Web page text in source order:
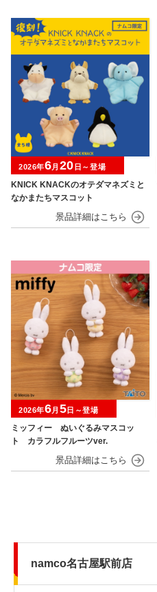
KNICK KNACKのオテダマネズミと
なかまたちマスコット
2026年6月 20 日～登場
ミッフィー ぬいぐるみマスコッ
ト カラフルフルーツver.
2026年6月 5日～登場
namco名古屋駅前店